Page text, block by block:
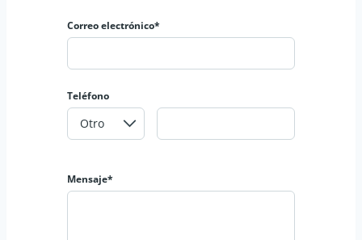
Correo electrónico*
Teléfono
Mensaje*